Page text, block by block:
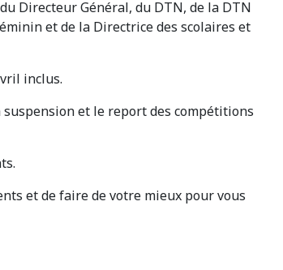
Directeur Général, du DTN, de la DTN
et de la Directrice des scolaires et
inclus.
et le report des compétitions
et de faire de votre mieux pour vous